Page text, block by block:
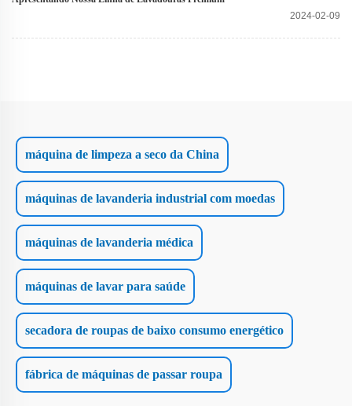
2024-02-09
máquina de limpeza a seco da China
máquinas de lavanderia industrial com moedas
máquinas de lavanderia médica
máquinas de lavar para saúde
secadora de roupas de baixo consumo energético
fábrica de máquinas de passar roupa